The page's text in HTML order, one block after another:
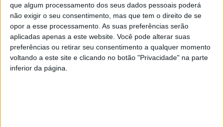
que algum processamento dos seus dados pessoais poderá
não exigir o seu consentimento, mas que tem o direito de se
opor a esse processamento. As suas preferências serão
aplicadas apenas a este website. Você pode alterar suas
preferências ou retirar seu consentimento a qualquer momento
voltando a este site e clicando no botão "Privacidade" na parte
inferior da página.
famílias foram desafiados a construírem um chapéu
original e criativo com recurso a materiais reciclados,
dando asas à imaginação, para participarem no concurso
e no desfile.
A iniciativa contou com 225 chapéus, cheios de cor,